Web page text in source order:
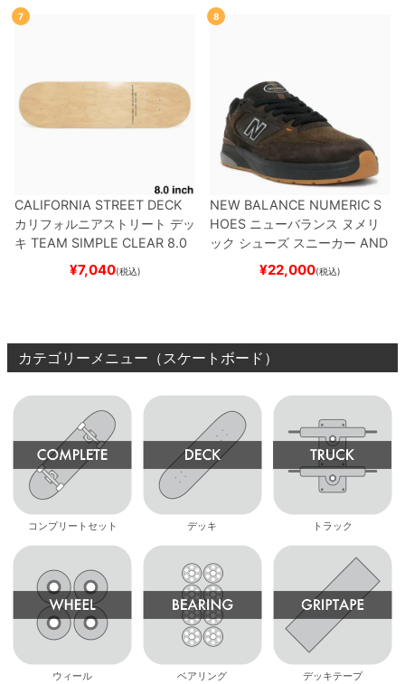
7
CALIFORNIA STREET DECK
カリフォルニアストリート デッ
キ TEAM SIMPLE CLEAR 8.0
ブランク（DSM）
ード スケボー
¥7,040(税込)
8
NEW BALANCE NUMERIC S
HOES ニューバランス ヌメリ
ック シューズ スニーカー AND
REW REYNOLDS 933
BROWN/BLACKスケート
¥22,000(税込)
カテゴリーメニュー（スケートボード）
コンプリートセット デッキ トラック
ウィール ベアリング デッキテープ